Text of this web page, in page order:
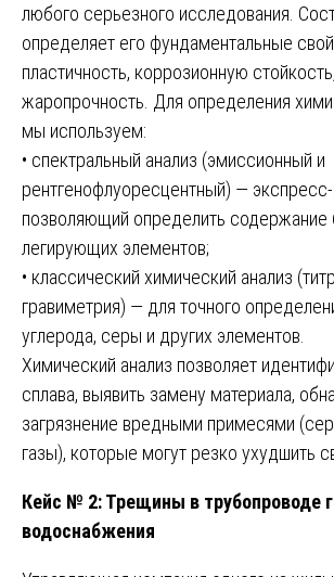
любого серьезного исследования.
определяет его фундаментальные
пластичность, коррозионную стойкость,
жаропрочность. Для определения
мы используем:
• спектральный анализ (эмиссионный и
рентгенофлуоресцентный) —
позволяющий определить содержание
легирующих элементов;
• классический химический анализ
гравиметрия) — для точного
углерода, серы и других элементов.
Химический анализ позволяет
сплава, выявить замену материала,
загрязнение вредными примесями
газы), которые могут резко ухудшить
Кейс № 2: Трещины в трубопроводе
водоснабжения